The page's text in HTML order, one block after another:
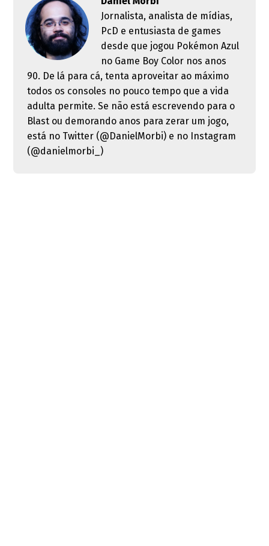
Jornalista, analista de mídias,
PcD e entusiasta de games
desde que jogou Pokémon Azul
no Game Boy Color nos anos
90. De lá para cá, tenta aproveitar ao máximo
todos os consoles no pouco tempo que a vida
adulta permite. Se não está escrevendo para o
Blast ou demorando anos para zerar um jogo,
está no Twitter (@DanielMorbi) e no Instagram
(@danielmorbi_)